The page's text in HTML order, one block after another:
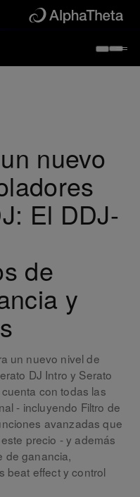
nuevo
El DDJ-
de
y
un nuevo nivel de
DJ Intro y Serato
con todas las
- incluyendo Filtro de
avanzadas que
precio - y además
de ganancia,
beat effect y control